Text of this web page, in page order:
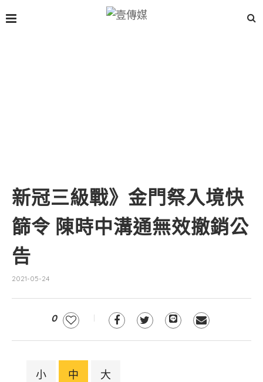
新冠三級戰》金門祭入境快
篩令 陳時中溝通無效撤銷公
告
2021-05-24
0
小 中 大